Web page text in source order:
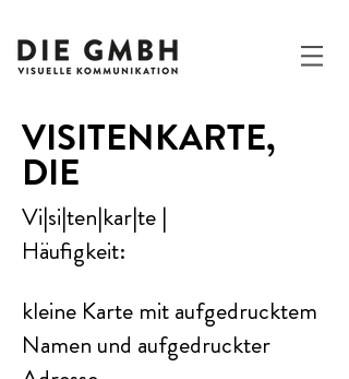
VISITENKARTE,
DIE
Vi|si|ten|kar|te |
Häufigkeit:
kleine Karte mit aufgedrucktem
Namen und aufgedruckter